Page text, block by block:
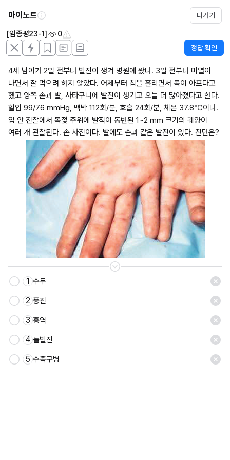
마이노트 나가기
[임종평23-1] 0
정답 확인
4세 남아가 2일 전부터 발진이 생겨 병원에 왔다. 3일 전부터 미열이
나면서 잘 먹으려 하지 않았다. 어제부터 침을 흘리면서 목이 아프다고
했고 양쪽 손과 발, 사타구니에 발진이 생기고 오늘 더 많아졌다고 한다.
혈압 99/76 mmHg, 맥박 112회/분, 호흡 24회/분, 체온 37.8℃이다.
입 안 진찰에서 목젖 주위에 발적이 동반된 1~2 mm 크기의 궤양이
여러 개 관찰된다. 손 사진이다. 발에도 손과 같은 발진이 있다. 진단은?
저장
1 수두
2 풍진
3 홍역
4 돌발진
5 수족구병